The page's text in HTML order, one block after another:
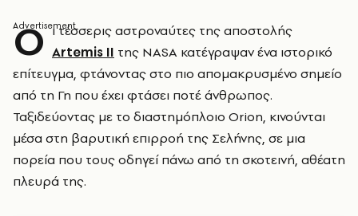
Ο ι τέσσερις αστροναύτες της αποστολής
Artemis II της NASA κατέγραψαν ένα ιστορικό
επίτευγμα, φτάνοντας στο πιο απομακρυσμένο σημείο
από τη Γη που έχει φτάσει ποτέ άνθρωπος.
Ταξιδεύοντας με το διαστημόπλοιο Orion, κινούνται
μέσα στη βαρυτική επιρροή της Σελήνης, σε μια
πορεία που τους οδηγεί πάνω από τη σκοτεινή, αθέατη
πλευρά της.